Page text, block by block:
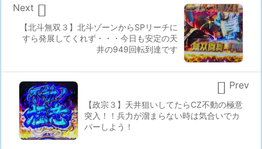
【北斗無双３】北斗ゾーンからSPリーチに
すら発展してくれず・・・今日も安定の天
井の949回転到達です

Next
【政宗３】天井狙いしてたらCZ不動の極意
突入！！兵力が溜まらない時は気合いでカ
バーしよう！
 Prev